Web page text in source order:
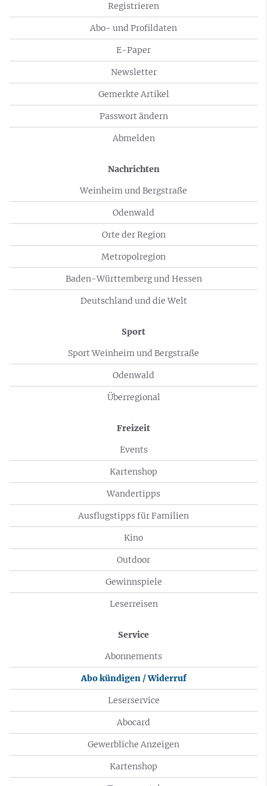
Registrieren
Abo- und Profildaten
E-Paper
Newsletter
Gemerkte Artikel
Passwort ändern
Abmelden
Nachrichten
Weinheim und Bergstraße
Odenwald
Orte der Region
Metropolregion
Baden-Württemberg und Hessen
Deutschland und die Welt
Sport
Sport Weinheim und Bergstraße
Odenwald
Überregional
Freizeit
Events
Kartenshop
Wandertipps
Ausflugstipps für Familien
Kino
Outdoor
Gewinnspiele
Leserreisen
Service
Abonnements
Abo kündigen / Widerruf
Leserservice
Abocard
Gewerbliche Anzeigen
Kartenshop